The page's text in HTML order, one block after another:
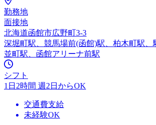
勤務地
面接地
北海道函館市広野町3-3
深堀町駅、競馬場前(函館)駅、柏木町駅、
並町駅、函館アリーナ前駅
シフト
1日2時間 週2日からOK
交通費支給
未経験OK